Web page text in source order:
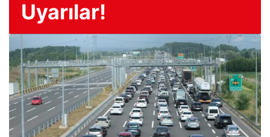
Uyarılar!